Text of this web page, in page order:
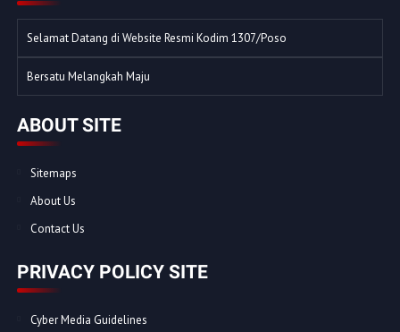
Selamat Datang di Website Resmi Kodim 1307/Poso
Bersatu Melangkah Maju
ABOUT SITE
Sitemaps
About Us
Contact Us
PRIVACY POLICY SITE
Cyber Media Guidelines